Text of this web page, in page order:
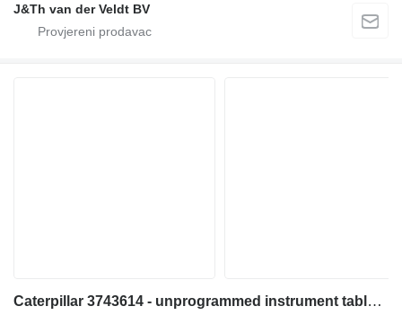
J&Th van der Veldt BV
Caterpillar 3743614 - unprogrammed instrument tabla za Caterpillar 950M 980M 962M 972M 982M 966M prednjeg utovarivača